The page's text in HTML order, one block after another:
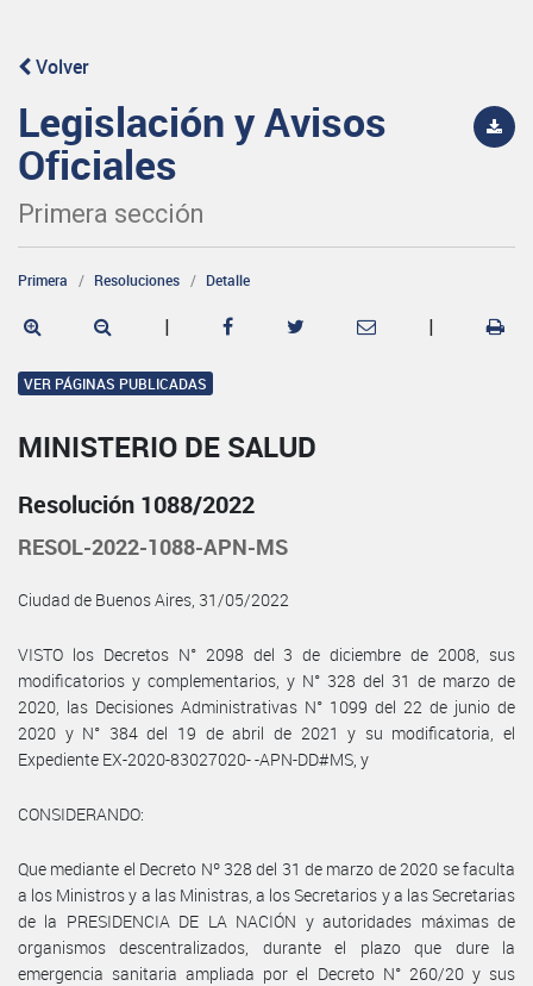
Volver
Legislación y Avisos
Oficiales
Primera sección
Primera Resoluciones Detalle
| |
VER PÁGINAS PUBLICADAS
MINISTERIO DE SALUD
Resolución 1088/2022
RESOL-2022-1088-APN-MS
Ciudad de Buenos Aires, 31/05/2022
VISTO los Decretos N° 2098 del 3 de diciembre de 2008, sus
modificatorios y complementarios, y N° 328 del 31 de marzo de
2020, las Decisiones Administrativas N° 1099 del 22 de junio de
2020 y N° 384 del 19 de abril de 2021 y su modificatoria, el
Expediente EX-2020-83027020- -APN-DD#MS, y
CONSIDERANDO:
Que mediante el Decreto Nº 328 del 31 de marzo de 2020 se faculta
a los Ministros y a las Ministras, a los Secretarios y a las Secretarias
de la PRESIDENCIA DE LA NACIÓN y autoridades máximas de
organismos descentralizados, durante el plazo que dure la
emergencia sanitaria ampliada por el Decreto N° 260/20 y sus